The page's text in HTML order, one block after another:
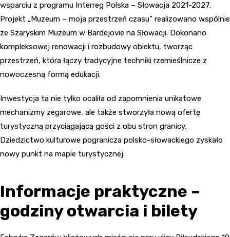
wsparciu z programu Interreg Polska – Słowacja 2021-2027.
Projekt „Muzeum – moja przestrzeń czasu” realizowano wspólnie
ze Szaryskim Muzeum w Bardejovie na Słowacji. Dokonano
kompleksowej renowacji i rozbudowy obiektu, tworząc
przestrzeń, która łączy tradycyjne techniki rzemieślnicze z
nowoczesną formą edukacji.
Inwestycja ta nie tylko ocaliła od zapomnienia unikatowe
mechanizmy zegarowe, ale także stworzyła nową ofertę
turystyczną przyciągającą gości z obu stron granicy.
Dziedzictwo kulturowe pogranicza polsko-słowackiego zyskało
nowy punkt na mapie turystycznej.
Informacje praktyczne –
godziny otwarcia i bilety